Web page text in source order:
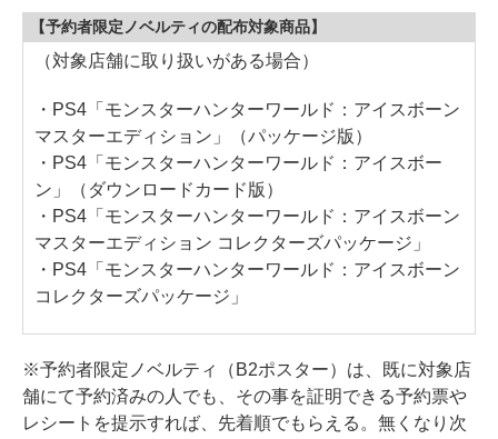
【予約者限定ノベルティの配布対象商品】
（対象店舗に取り扱いがある場合）
・PS4「モンスターハンターワールド：アイスボーン
マスターエディション」（パッケージ版）
・PS4「モンスターハンターワールド：アイスボー
ン」（ダウンロードカード版）
・PS4「モンスターハンターワールド：アイスボーン
マスターエディション コレクターズパッケージ」
・PS4「モンスターハンターワールド：アイスボーン
コレクターズパッケージ」
※予約者限定ノベルティ（B2ポスター）は、既に対象店
舗にて予約済みの人でも、その事を証明できる予約票や
レシートを提示すれば、先着順でもらえる。無くなり次